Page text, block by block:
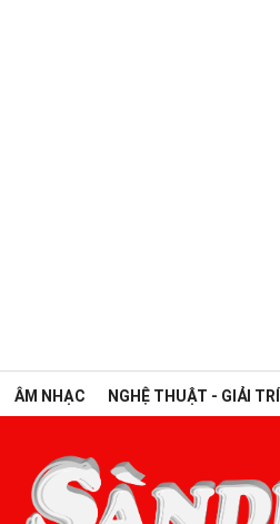
ÂM NHẠC NGHỆ THUẬT - GIẢI TRÍ